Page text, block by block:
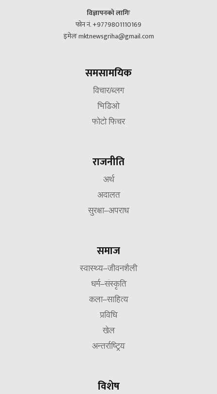
विज्ञापनको लागिः
फोन नं. +9779801110169
इमेलः mktnewsgriha@gmail.com
समसामयिक
विचार/ब्लग
भिडिओ
फोटो फिचर
राजनीति
अर्थ
अदालत
सुरक्षा–अपराध
समाज
स्वास्थ्य–जीवनशैली
धर्म–संस्कृति
कला–साहित्य
प्रविधि
खेल
अन्तर्राष्ट्रिय
विशेष